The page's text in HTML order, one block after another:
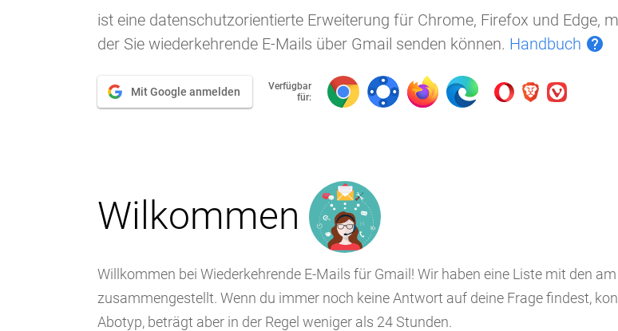
ist eine datenschutzorientierte Erweiterung für Chrome, Firefox und Edge,
der Sie wiederkehrende E-Mails über Gmail senden können. Handbuch help
Mit Google anmelden
Verfügbar
für:
Wilkommen
Willkommen bei Wiederkehrende E-Mails für Gmail! Wir haben eine Liste mit den
zusammengestellt. Wenn du immer noch keine Antwort auf deine Frage findest,
Abotyp, beträgt aber in der Regel weniger als 24 Stunden.